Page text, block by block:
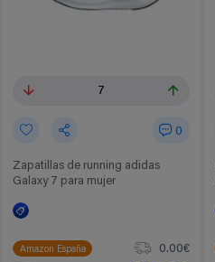
7
0
Zapatillas de running adidas
Galaxy 7 para mujer
Amazon España
0.00€